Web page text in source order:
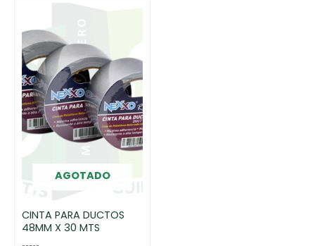
AGOTADO
CINTA PARA DUCTOS
48MM X 30 MTS